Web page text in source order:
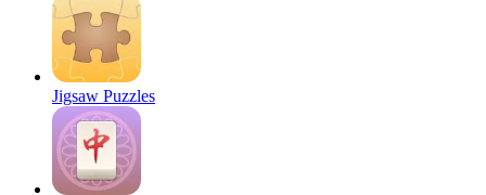
Jigsaw Puzzles